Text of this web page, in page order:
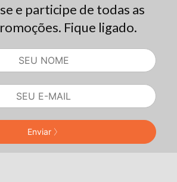
e participe de todas as
Fique ligado.
Enviar